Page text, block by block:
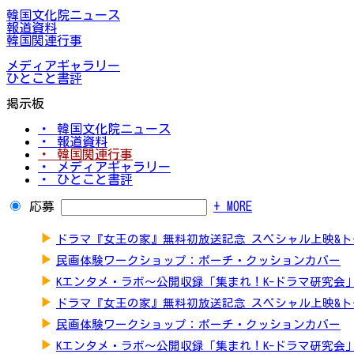
韓国文化院ニュース
報道資料
韓国関連行事
メディアギャラリー
ひとこと書評
掲示板
・ 韓国文化院ニュース
・ 報道資料
・ 韓国関連行事
・ メディアギャラリー
・ ひとこと書評
応募 + MORE
▶ ドラマ『女王の家』無料初放送記念 スペシャル上映&
▶ 民画体験ワークショップ：ポーチ・クッションカバー
▶ Kエンタメ・ラボ～公開収録「集まれ！K-ドラマ研究会」
▶ ドラマ『女王の家』無料初放送記念 スペシャル上映&
▶ 民画体験ワークショップ：ポーチ・クッションカバー
▶ Kエンタメ・ラボ～公開収録「集まれ！K-ドラマ研究会」